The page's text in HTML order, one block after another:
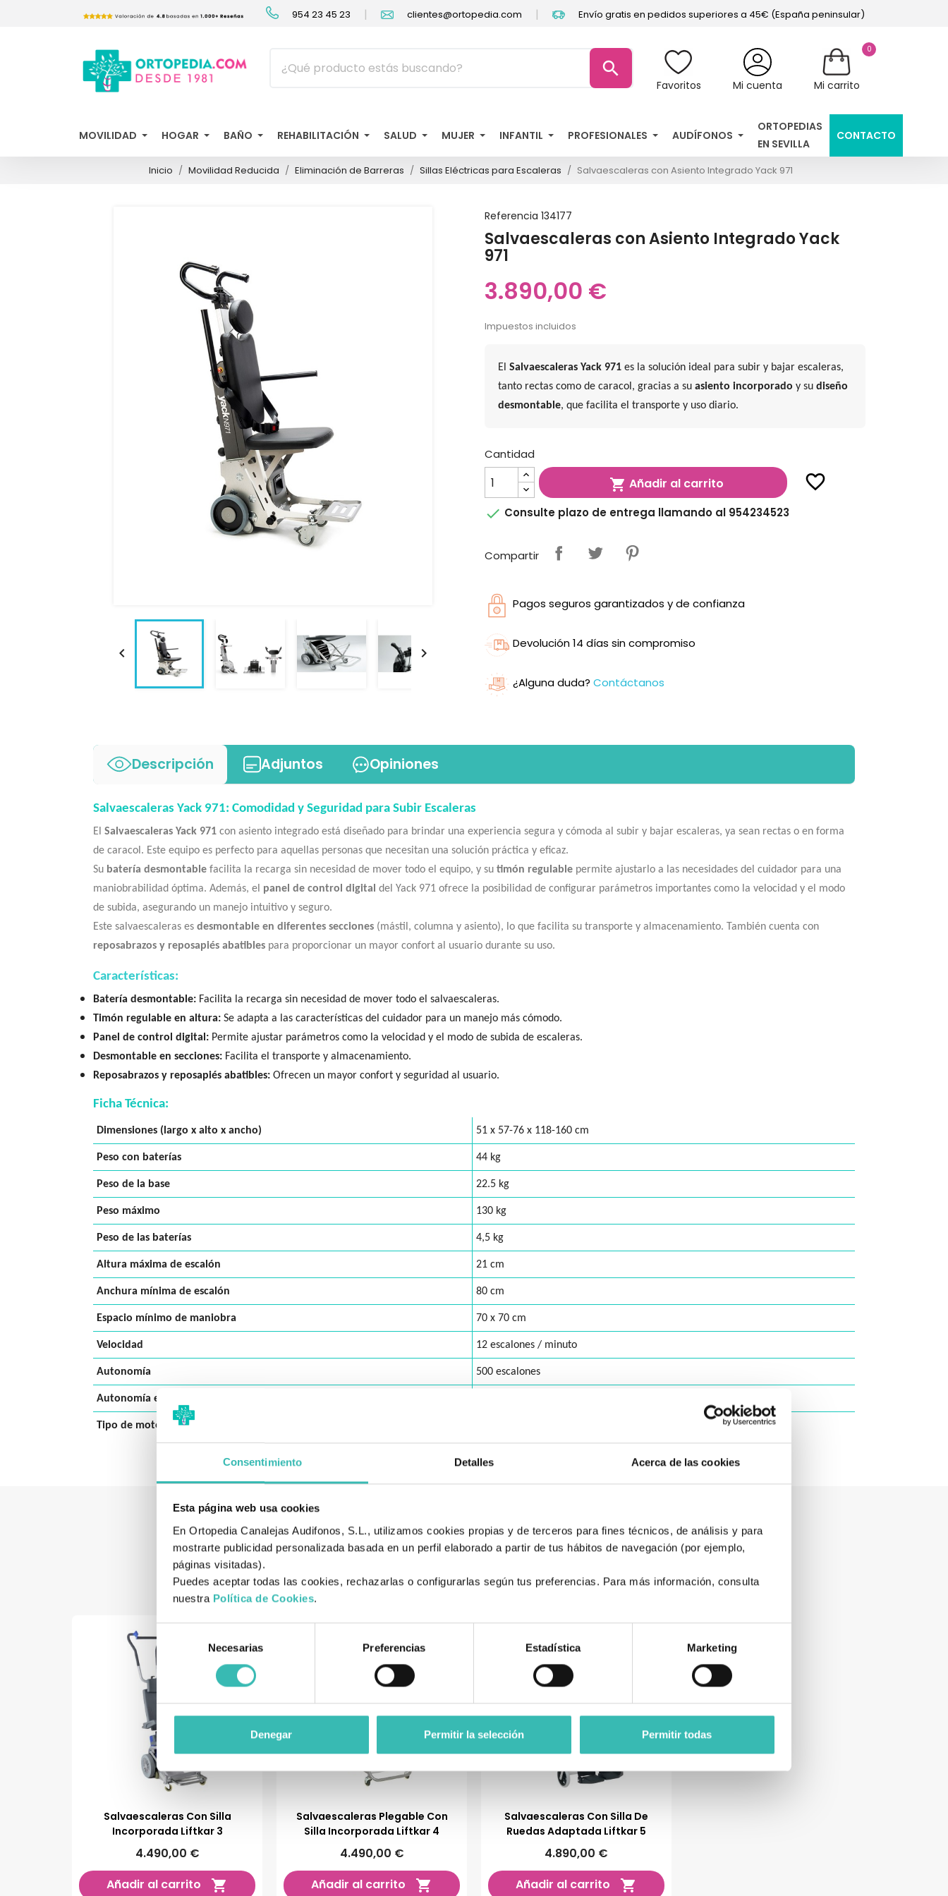
Consentimiento Detalles Acerca de las cookies
Esta página web usa cookies
En Ortopedia Canalejas Audifonos, S.L., utilizamos cookies propias y de terceros para fines técnicos, de análisis y para
mostrarte publicidad personalizada basada en un perfil elaborado a partir de tus hábitos de navegación (por ejemplo,
páginas visitadas).
Puedes aceptar todas las cookies, rechazarlas o configurarlas según tus preferencias. Para más información, consulta
nuestra Política de Cookies.
de
consentimiento
Necesarias Preferencias Estadística Marketing
Denegar Permitir la selección Permitir todas
954 23 45 23 | clientes@ortopedia.com | Envío gratis en pedidos superiores a 45€ (España peninsular)
search
0
Mi carrito
Mi cuenta
Favoritos
MOVILIDAD HOGAR BAÑO REHABILITACIÓN SALUD MUJER INFANTIL PROFESIONALES AUDÍFONOS
ORTOPEDIAS
EN SEVILLA
CONTACTO
Inicio Movilidad Reducida Eliminación de Barreras Sillas Eléctricas para Escaleras Salvaescaleras con Asiento Integrado Yack 971
 
Referencia 134177
Salvaescaleras con Asiento Integrado Yack
971
3.890,00 €
Impuestos incluidos
ElSalvaescaleras Yack 971 es la solución ideal para subir y bajar escaleras,
tanto rectas como de caracol, gracias a su asiento incorporado y sudiseño
desmontable, que facilita el transporte y uso diario.
Cantidad
 Añadir al carrito favorite_border
 Consulte plazo de entrega llamando al 954234523
Compartir
Pagos seguros garantizados y de confianza
Devolución 14 días sin compromiso
¿Alguna duda? Contáctanos
Descripción Adjuntos Opiniones
Salvaescaleras Yack 971: Comodidad y Seguridad para Subir Escaleras
El Salvaescaleras Yack 971 con asiento integrado está diseñado para brindar una experiencia segura y cómoda al subir y bajar escaleras, ya sean rectas o en forma
de caracol. Este equipo es perfecto para aquellas personas que necesitan una solución práctica y eficaz.
Su batería desmontable facilita la recarga sin necesidad de mover todo el equipo, y su timón regulable permite ajustarlo a las necesidades del cuidador para una
maniobrabilidad óptima. Además, el panel de control digital del Yack 971 ofrece la posibilidad de configurar parámetros importantes como la velocidad y el modo
de subida, asegurando un manejo intuitivo y seguro.
Este salvaescaleras es desmontable en diferentes secciones (mástil, columna y asiento), lo que facilita su transporte y almacenamiento. También cuenta con
reposabrazos y reposapiés abatibles para proporcionar un mayor confort al usuario durante su uso.
Características:
Batería desmontable: Facilita la recarga sin necesidad de mover todo el salvaescaleras.
Timón regulable en altura: Se adapta a las características del cuidador para un manejo más cómodo.
Panel de control digital: Permite ajustar parámetros como la velocidad y el modo de subida de escaleras.
Desmontable en secciones: Facilita el transporte y almacenamiento.
Reposabrazos y reposapiés abatibles: Ofrecen un mayor confort y seguridad al usuario.
Ficha Técnica:
Dimensiones (largo x alto x ancho) 51 x 57-76 x 118-160 cm
Peso con baterías 44 kg
Peso de la base 22.5 kg
Peso máximo 130 kg
Peso de las baterías 4,5 kg
Altura máxima de escalón 21 cm
Anchura mínima de escalón 80 cm
Espacio mínimo de maniobra 70 x 70 cm
Velocidad 12 escalones / minuto
Autonomía 500 escalones
Autonomía en reserva
Tipo de motor
Tienda de artículos ortopédicos
También podría interesarle
Salvaescaleras Con Silla
Incorporada Liftkar 3
4.490,00 €
Añadir al carrito

Salvaescaleras Plegable Con
Silla Incorporada Liftkar 4
4.490,00 €
Añadir al carrito

Salvaescaleras Con Silla De
Ruedas Adaptada Liftkar 5
4.890,00 €
Añadir al carrito
